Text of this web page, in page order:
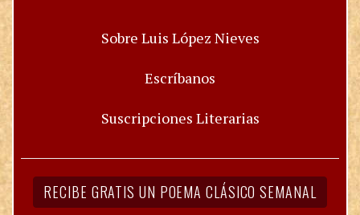
Sobre Luis López Nieves
Escríbanos
Suscripciones Literarias
RECIBE GRATIS UN POEMA CLÁSICO SEMANAL